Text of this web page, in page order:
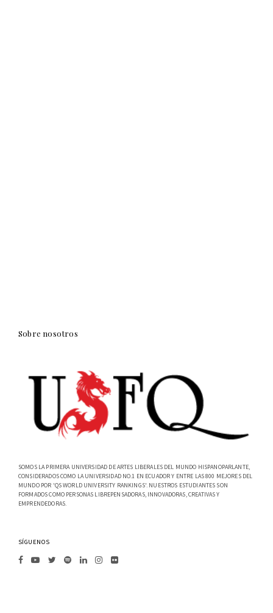
Sobre nosotros
SOMOS LA PRIMERA UNIVERSIDAD DE ARTES LIBERALES DEL MUNDO HISPANOPARLANTE,
CONSIDERADOS COMO LA UNIVERSIDAD NO.1 EN ECUADOR Y ENTRE LAS 800 MEJORES DEL
MUNDO POR 'QS WORLD UNIVERSITY RANKINGS'. NUESTROS ESTUDIANTES SON
FORMADOS COMO PERSONAS LIBREPENSADORAS, INNOVADORAS, CREATIVAS Y
EMPRENDEDORAS.
SÍGUENOS